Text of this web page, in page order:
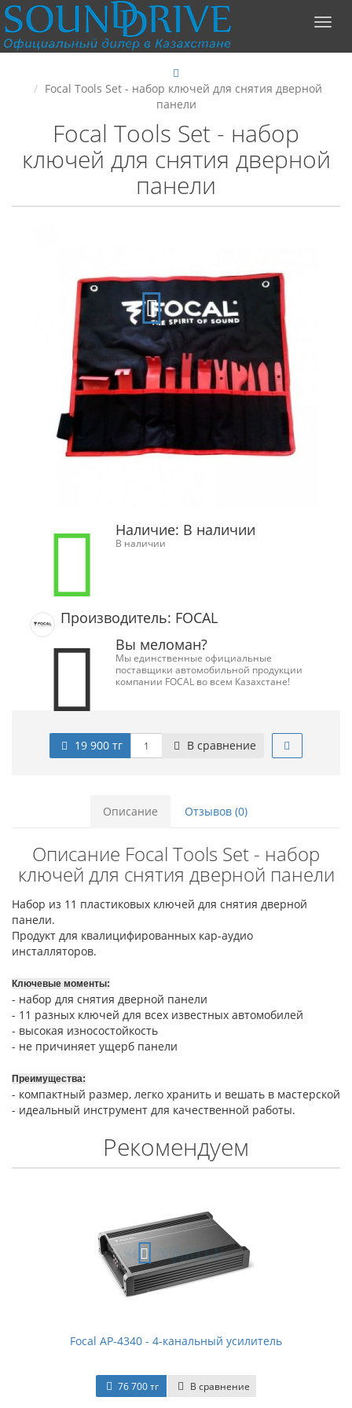
Focal Tools Set - набор ключей для снятия дверной
панели
Focal Tools Set - набор
ключей для снятия дверной
панели
Наличие: В наличии
В наличии
Производитель: FOCAL
Вы меломан?
Мы единственные официальные
поставщики автомобильной продукции
компании FOCAL во всем Казахстане!
19 900 тг В сравнение
Описание Отзывов (0)
Описание Focal Tools Set - набор
ключей для снятия дверной панели
Набор из 11 пластиковых ключей для снятия дверной
панели.
Продукт для квалицифированных кар-аудио
инсталляторов.
Ключевые моменты:
- набор для снятия дверной панели
- 11 разных ключей для всех известных автомобилей
- высокая износостойкость
- не причиняет ущерб панели
Преимущества:
- компактный размер, легко хранить и вешать в мастерской
- идеальный инструмент для качественной работы.
Рекомендуем
Focal AP-4340 - 4-канальный усилитель
76 700 тг В сравнение